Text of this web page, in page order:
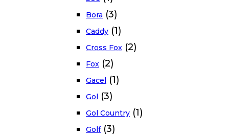
Bora (3)
Caddy (1)
Cross Fox (2)
Fox (2)
Gacel (1)
Gol (3)
Gol Country (1)
Golf (3)